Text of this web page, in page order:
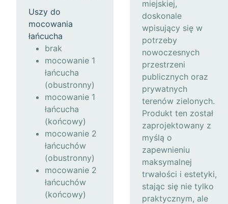
Uszy do
mocowania
łańcucha
brak
mocowanie 1
łańcucha
(obustronny)
mocowanie 1
łańcucha
(końcowy)
mocowanie 2
łańcuchów
(obustronny)
mocowanie 2
łańcuchów
(końcowy)
miejskiej,
doskonale
wpisujący się w
potrzeby
nowoczesnych
przestrzeni
publicznych oraz
prywatnych
terenów zielonych.
Produkt ten został
zaprojektowany z
myślą o
zapewnieniu
maksymalnej
trwałości i estetyki,
stając się nie tylko
praktycznym, ale